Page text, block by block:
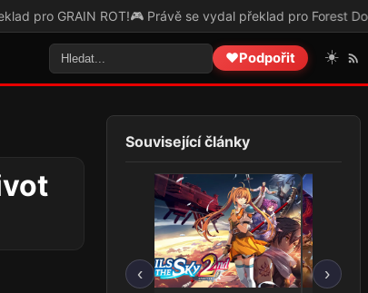
se vydal překlad pro Forest Doesn’t Care!🎮 Právě se
❤️Podpořit ☀️
Související články
‹ ›